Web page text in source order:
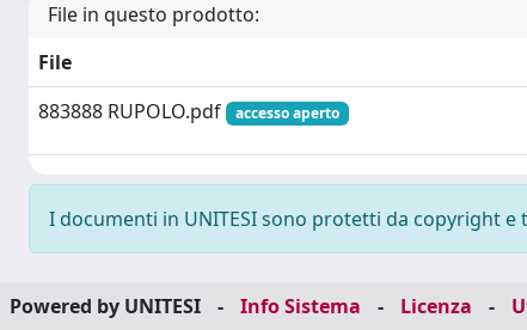
File in questo prodotto:
File
883888 RUPOLO.pdf
accesso aperto
I documenti in UNITESI sono protetti da copyright
Powered by UNITESI - Info Sistema - Licenza -